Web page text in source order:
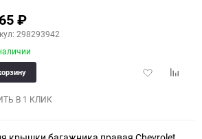
₽
298293942
Добавить
В 1 КЛИК